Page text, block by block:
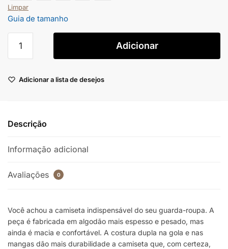
Limpar
Guia de tamanho
Adicionar
Adicionar a lista de desejos
Descrição
Informação adicional
Avaliações 0
Você achou a camiseta indispensável do seu guarda-roupa. A
peça é fabricada em algodão mais espesso e pesado, mas
ainda é macia e confortável. A costura dupla na gola e nas
mangas dão mais durabilidade a camiseta que, com certeza,